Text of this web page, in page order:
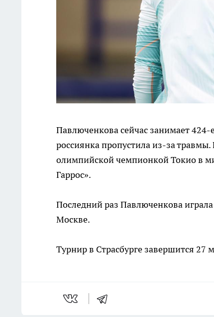
Павлюченкова сейчас занимает
россиянка пропустила из-за
олимпийской чемпионкой Токио в
Гаррос».
Последний раз Павлюченкова
Москве.
Турнир в Страсбурге завершится 27